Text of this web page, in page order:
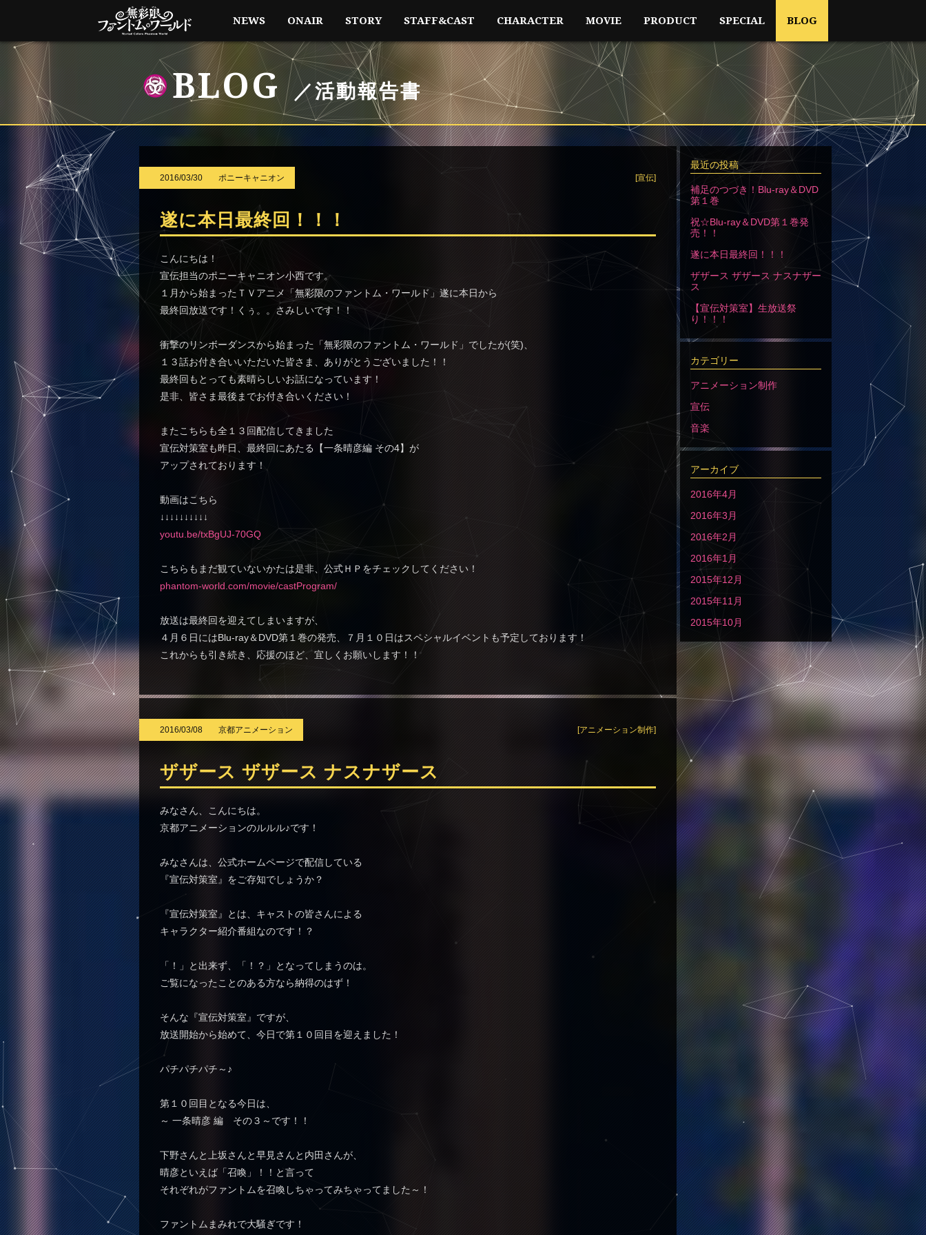
NEWS ONAIR STORY STAFF&CAST CHARACTER MOVIE PRODUCT SPECIAL BLOG
BLOG ／活動報告書
2016/03/30 ポニーキャニオン [宣伝]
遂に本日最終回！！！
こんにちは！
宣伝担当のポニーキャニオン小西です。
１月から始まったＴＶアニメ「無彩限のファントム・ワールド」遂に本日から
最終回放送です！くぅ。。さみしいです！！
衝撃のリンボーダンスから始まった「無彩限のファントム・ワールド」でしたが(笑)、
１３話お付き合いいただいた皆さま、ありがとうございました！！
最終回もとっても素晴らしいお話になっています！
是非、皆さま最後までお付き合いください！
またこちらも全１３回配信してきました
宣伝対策室も昨日、最終回にあたる【一条晴彦編 その4】が
アップされております！
動画はこちら
↓↓↓↓↓↓↓↓↓↓
youtu.be/txBgUJ-70GQ
こちらもまだ観ていないかたは是非、公式ＨＰをチェックしてください！
phantom-world.com/movie/castProgram/
放送は最終回を迎えてしまいますが、
４月６日にはBlu-ray＆DVD第１巻の発売、７月１０日はスペシャルイベントも予定しております！
これからも引き続き、応援のほど、宜しくお願いします！！
2016/03/08 京都アニメーション [アニメーション制作]
ザザース ザザース ナスナザース
みなさん、こんにちは。
京都アニメーションのルルル♪です！
みなさんは、公式ホームページで配信している
『宣伝対策室』をご存知でしょうか？
『宣伝対策室』とは、キャストの皆さんによる
キャラクター紹介番組なのです！？
「！」と出来ず、「！？」となってしまうのは。
ご覧になったことのある方なら納得のはず！
そんな『宣伝対策室』ですが、
放送開始から始めて、今日で第１０回目を迎えました！
パチパチパチ～♪
第１０回目となる今日は、
～ 一条晴彦 編 その３～です！！
下野さんと上坂さんと早見さんと内田さんが、
晴彦といえば「召喚」！！と言って
それぞれがファントムを召喚しちゃってみちゃってました～！
ファントムまみれで大騒ぎです！
最近の投稿
補足のつづき！Blu-ray＆DVD
第１巻
祝☆Blu-ray＆DVD第１巻発
売！！
遂に本日最終回！！！
ザザース ザザース ナスナザー
ス
【宣伝対策室】生放送祭
り！！！
カテゴリー
アニメーション制作
宣伝
音楽
アーカイブ
2016年4月
2016年3月
2016年2月
2016年1月
2015年12月
2015年11月
2015年10月